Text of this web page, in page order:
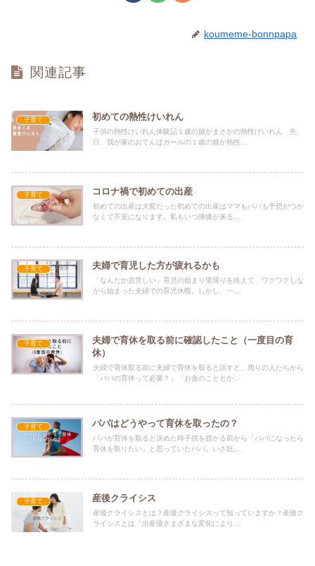
koumeme-bonnpapa
関連記事
子育て 初めての熱性けいれん
子供の熱性けいれん体験記１歳の娘がまさかの熱性けいれん 先
日、我が家のおてんばガールの１歳の娘が熱性...
子育て コロナ禍で初めての出産
初めての出産は大変だった初めての出産はママもパパも予想がつか
なくて不安になります。私もいつ陣痛が来る...
子育て 夫婦で育児した方が疲れるかも
「なんだか息苦しい」育児の始まり里帰りを終えて、ワクワクしな
がら始まった夫婦での育児休暇。しかし、一...
子育て
夫婦で育休を取る前に確認したこと（一度目の育
休）
夫婦で育休取る前に夫婦で育休を取ると話すと、周りの人たちから
「パパの育休って必要？」「お金のこととか...
子育て パパはどうやって育休を取ったの？
パパが育休を取ると決めた時子供を授かる前から「パパになったら
育休を取りたい」と思っていたパパ。いざ妊...
子育て 産後クライシス
産後クライシスとは？産後クライシスって知っていますか？産後ク
ライシスとは「出産後さまざまな変化により...